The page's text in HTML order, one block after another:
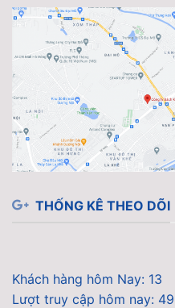
THỐNG KÊ THEO DÕI
Khách hàng hôm Nay: 13
Lượt truy cập hôm nay: 49